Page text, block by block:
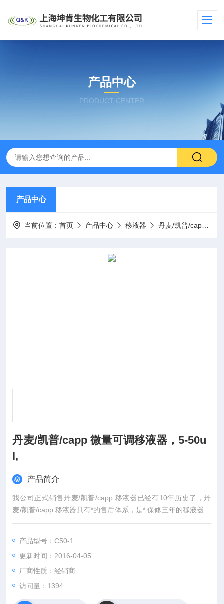
产品中心
PRODUCT CENTER
产品中心
当前位置：首页 产品中心 移液器 丹麦/凯普/capp 移液器
丹麦/凯普/capp 微量可调移液器，5-50u
l,
产品简介
我公司正式销售丹麦/凯普/capp 移液器已经有10年历史了，丹
麦/凯普/capp 移液器具有*的售后体系，是* 保修三年的移液器品
牌，丹麦/凯普/capp 移液器是目前世界上Z精确的移液器，丹麦/
产品型号：C50-1
更新时间：2016-04-05
厂商性质：经销商
访问量：1394